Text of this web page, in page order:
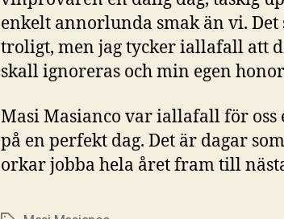
enkelt annorlunda smak än vi. Det
troligt, men jag tycker iallafall att
skall ignoreras och min egen
Masi Masianco var iallafall för
på en perfekt dag. Det är dagar
orkar jobba hela året fram till